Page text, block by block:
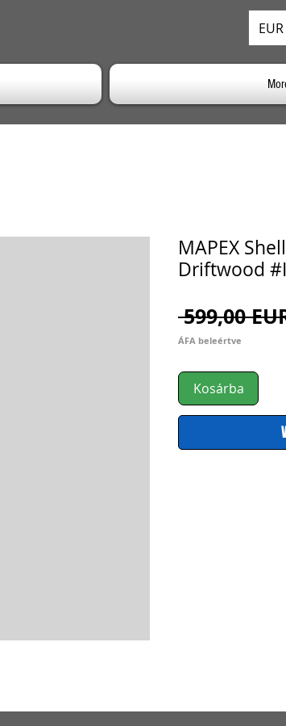
MAPEX
Driftwood
599,00
ÁFA beleértve
Kosárba